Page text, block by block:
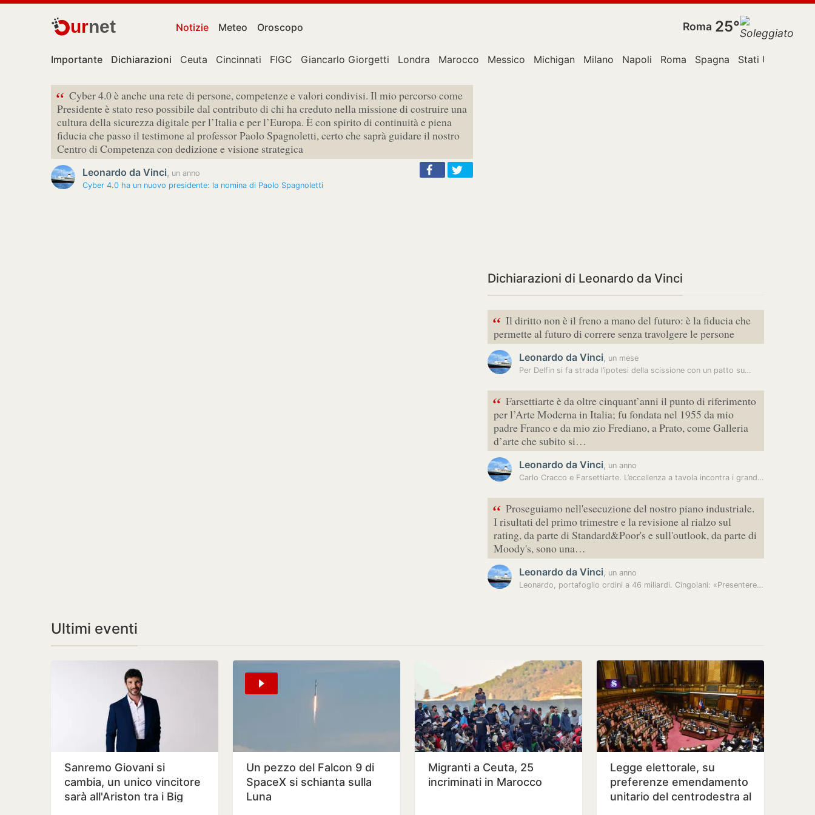
urnet Notizie Meteo Oroscopo Roma 25°
Importante Dichiarazioni Ceuta Cincinnati FIGC Giancarlo Giorgetti Londra Marocco Messico Michigan Milano Napoli Roma Spagna Stati Uniti
“ Cyber 4.0 è anche una rete di persone, competenze e valori condivisi. Il mio percorso come
Presidente è stato reso possibile dal contributo di chi ha creduto nella missione di costruire una
cultura della sicurezza digitale per l’Italia e per l’Europa. È con spirito di continuità e piena
fiducia che passo il testimone al professor Paolo Spagnoletti, certo che saprà guidare il nostro
Centro di Competenza con dedizione e visione strategica
Leonardo da Vinci, un anno
Cyber 4.0 ha un nuovo presidente: la nomina di Paolo Spagnoletti
Dichiarazioni di Leonardo da Vinci
“ Il diritto non è il freno a mano del futuro: è la fiducia che
permette al futuro di correre senza travolgere le persone
Leonardo da Vinci, un mese
Per Delfin si fa strada l’ipotesi della scissione con un patto su…
“ Farsettiarte è da oltre cinquant’anni il punto di riferimento
per l’Arte Moderna in Italia; fu fondata nel 1955 da mio
padre Franco e da mio zio Frediano, a Prato, come Galleria
d’arte che subito si…
Leonardo da Vinci, un anno
Carlo Cracco e Farsettiarte. L’eccellenza a tavola incontra i grandi…
“ Proseguiamo nell'esecuzione del nostro piano industriale.
I risultati del primo trimestre e la revisione al rialzo sul
rating, da parte di Standard&Poor's e sull'outlook, da parte di
Moody's, sono una…
Leonardo da Vinci, un anno
Leonardo, portafoglio ordini a 46 miliardi. Cingolani: «Presenteremo…
Ultimi eventi
Sanremo Giovani si
cambia, un unico vincitore
sarà all'Ariston tra i Big
Un pezzo del Falcon 9 di
SpaceX si schianta sulla
Luna
Migranti a Ceuta, 25
incriminati in Marocco
Legge elettorale, su
preferenze emendamento
unitario del centrodestra al